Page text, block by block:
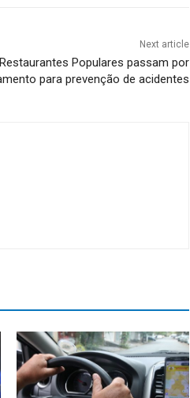
Next article
Populares passam por
para prevenção de acidentes